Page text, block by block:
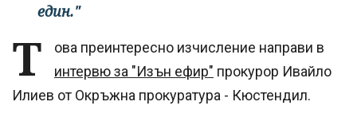
един."
Т
ова преинтересно изчисление направи в
интервю за "Изън ефир" прокурор Ивайло
Илиев от Окръжна прокуратура - Кюстендил.